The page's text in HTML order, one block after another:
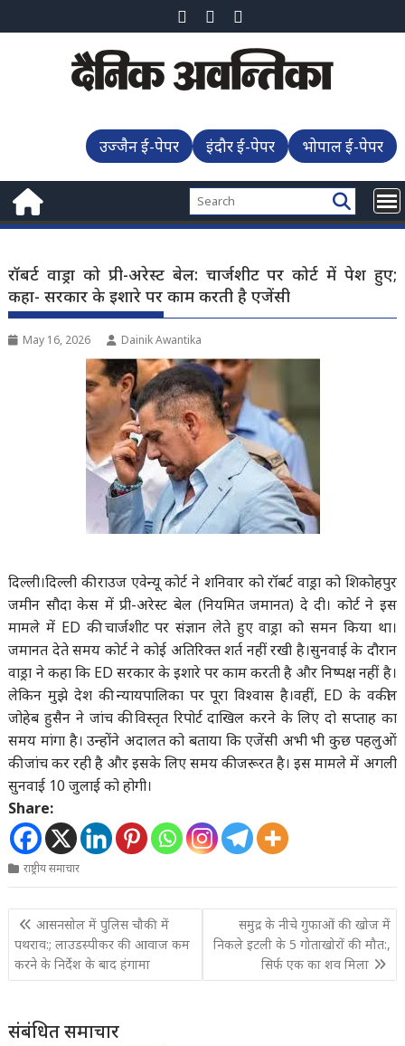
to
उज्जैन ई-पेपर इंदौर ई-पेपर भोपाल ई-पेपर
रॉबर्ट वाड्रा को प्री-अरेस्ट बेल: चार्जशीट पर कोर्ट में पेश हुए;
कहा- सरकार के इशारे पर काम करती है एजेंसी
May 16, 2026 Dainik Awantika
दिल्ली।दिल्ली की राउज एवेन्यू कोर्ट ने शनिवार को रॉबर्ट वाड्रा को शिकोहपुर
जमीन सौदा केस में प्री-अरेस्ट बेल (नियमित जमानत) दे दी। कोर्ट ने इस
मामले में ED की चार्जशीट पर संज्ञान लेते हुए वाड्रा को समन किया था।
जमानत देते समय कोर्ट ने कोई अतिरिक्त शर्त नहीं रखी है।सुनवाई के दौरान
वाड्रा ने कहा कि ED सरकार के इशारे पर काम करती है और निष्पक्ष नहीं है।
लेकिन मुझे देश की न्यायपालिका पर पूरा विश्वास है।वहीं, ED के वकील
जोहेब हुसैन ने जांच की विस्तृत रिपोर्ट दाखिल करने के लिए दो सप्ताह का
समय मांगा है। उन्होंने अदालत को बताया कि एजेंसी अभी भी कुछ पहलुओं
की जांच कर रही है और इसके लिए समय की जरूरत है। इस मामले में अगली
सुनवाई 10 जुलाई को होगी।
Share:
राष्ट्रीय समाचार
Post
navigation
आसनसोल में पुलिस चौकी में
पथराव:; लाउडस्पीकर की आवाज कम
करने के निर्देश के बाद हंगामा
समुद्र के नीचे गुफाओं की खोज में
निकले इटली के 5 गोताखोरों की मौत:,
सिर्फ एक का शव मिला
संबंधित समाचार